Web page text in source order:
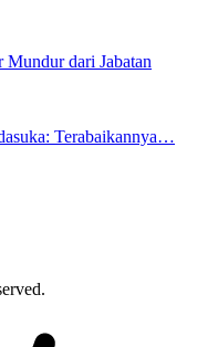
dari Jabatan
Terabaikannya…